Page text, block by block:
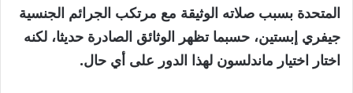
المتحدة بسبب صلاته الوثيقة مع مرتكب الجرائم الجنسية
جيفري إبستين، حسبما تظهر الوثائق الصادرة حديثا، لكنه
اختار اختيار ماندلسون لهذا الدور على أي حال.